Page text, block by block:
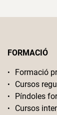
FORMACIÓ
Formació
Cursos
Píndoles
Cursos